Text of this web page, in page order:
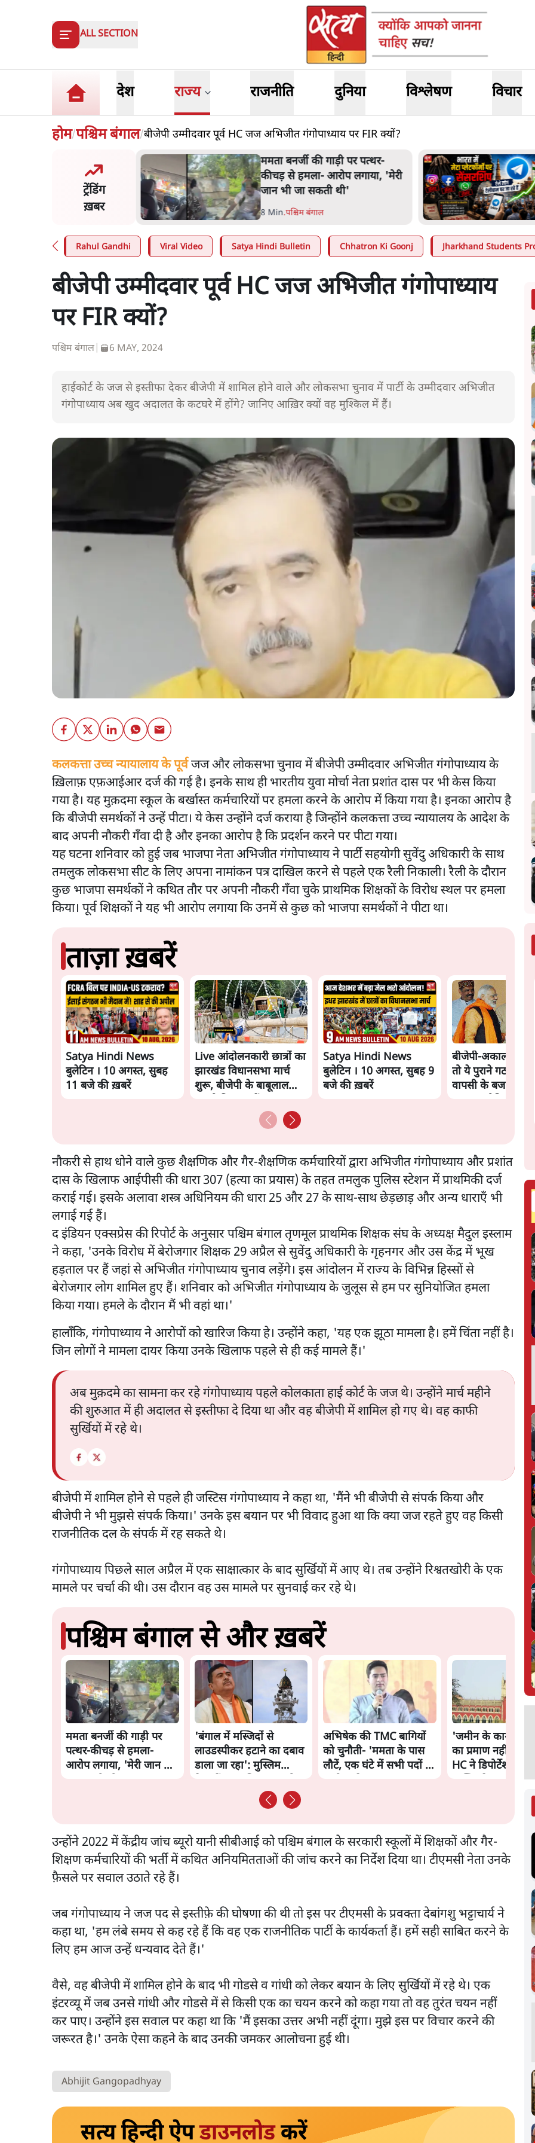
ALL SECTION
देश राज्य राजनीति दुनिया विश्लेषण विचार
होम/पश्चिम बंगाल/बीजेपी उम्मीदवार पूर्व HC जज अभिजीत गंगोपाध्याय पर FIR क्यों?
ट्रेंडिंग
ख़बर
ने प्रयागराज में जेन ज़ी को
3D संदेश- दर्द, डेटा, दौलत
ममता बनर्जी की गाड़ी पर पत्थर-
कीचड़ से हमला- आरोप लगाया, 'मेरी
जान भी जा सकती थी'
8 Min.पश्चिम बंगाल
Rahul Gandhi Viral Video Satya Hindi Bulletin Chhatron Ki Goonj Jharkhand Students
बीजेपी उम्मीदवार पूर्व HC जज अभिजीत गंगोपाध्याय
पर FIR क्यों?
पश्चिम बंगाल 6 MAY, 2024
हाईकोर्ट के जज से इस्तीफा देकर बीजेपी में शामिल होने वाले और लोकसभा चुनाव में पार्टी के उम्मीदवार अभिजीत
गंगोपाध्याय अब खुद अदालत के कटघरे में होंगे? जानिए आख़िर क्यों वह मुश्किल में हैं।
कलकत्ता उच्च न्यायालाय के पूर्वजज और लोकसभा चुनाव में बीजेपी उम्मीदवार अभिजीत गंगोपाध्याय के
ख़िलाफ़ एफ़आईआर दर्ज की गई है। इनके साथ ही भारतीय युवा मोर्चा नेता प्रशांत दास पर भी केस किया
गया है। यह मुक़दमा स्कूल के बर्खास्त कर्मचारियों पर हमला करने के आरोप में किया गया है। इनका आरोप है
कि बीजेपी समर्थकों ने उन्हें पीटा। ये केस उन्होंने दर्ज कराया है जिन्होंने कलकत्ता उच्च न्यायालय के आदेश के
बाद अपनी नौकरी गँवा दी है और इनका आरोप है कि प्रदर्शन करने पर पीटा गया।
यह घटना शनिवार को हुई जब भाजपा नेता अभिजीत गंगोपाध्याय ने पार्टी सहयोगी सुवेंदु अधिकारी के साथ
तमलुक लोकसभा सीट के लिए अपना नामांकन पत्र दाखिल करने से पहले एक रैली निकाली। रैली के दौरान
कुछ भाजपा समर्थकों ने कथित तौर पर अपनी नौकरी गँवा चुके प्राथमिक शिक्षकों के विरोध स्थल पर हमला
किया। पूर्व शिक्षकों ने यह भी आरोप लगाया कि उनमें से कुछ को भाजपा समर्थकों ने पीटा था।
ताज़ा ख़बरें
Satya Hindi News
बुलेटिन । 10 अगस्त, सुबह
11 बजे की ख़बरें
Live आंदोलनकारी छात्रों का
झारखंड विधानसभा मार्च
शुरू, बीजेपी के बाबूलाल
Satya Hindi News
बुलेटिन । 10 अगस्त, सुबह 9
बजे की ख़बरें
बीजेपी-अकाली
तो ये पुराने गठबंधन
वापसी के बजाय क्यों
नया राजनीतिक
नौकरी से हाथ धोने वाले कुछ शैक्षणिक और गैर-शैक्षणिक कर्मचारियों द्वारा अभिजीत गंगोपाध्याय और प्रशांत
दास के खिलाफ आईपीसी की धारा 307 (हत्या का प्रयास) के तहत तमलुक पुलिस स्टेशन में प्राथमिकी दर्ज
कराई गई। इसके अलावा शस्त्र अधिनियम की धारा 25 और 27 के साथ-साथ छेड़छाड़ और अन्य धाराएँ भी
लगाई गई हैं।
द इंडियन एक्सप्रेस की रिपोर्ट के अनुसार पश्चिम बंगाल तृणमूल प्राथमिक शिक्षक संघ के अध्यक्ष मैदुल इस्लाम
ने कहा, 'उनके विरोध में बेरोजगार शिक्षक 29 अप्रैल से सुवेंदु अधिकारी के गृहनगर और उस केंद्र में भूख
हड़ताल पर हैं जहां से अभिजीत गंगोपाध्याय चुनाव लड़ेंगे। इस आंदोलन में राज्य के विभिन्न हिस्सों से
बेरोजगार लोग शामिल हुए हैं। शनिवार को अभिजीत गंगोपाध्याय के जुलूस से हम पर सुनियोजित हमला
किया गया। हमले के दौरान मैं भी वहां था।'
हालाँकि, गंगोपाध्याय ने आरोपों को खारिज किया हे। उन्होंने कहा, 'यह एक झूठा मामला है। हमें चिंता नहीं है।
जिन लोगों ने मामला दायर किया उनके खिलाफ पहले से ही कई मामले हैं।'
अब मुक़दमे का सामना कर रहे गंगोपाध्याय पहले कोलकाता हाई कोर्ट के जज थे। उन्होंने मार्च महीने
की शुरुआत में ही अदालत से इस्तीफा दे दिया था और वह बीजेपी में शामिल हो गए थे। वह काफी
सुर्खियों में रहे थे।
बीजेपी में शामिल होने से पहले ही जस्टिस गंगोपाध्याय ने कहा था, 'मैंने भी बीजेपी से संपर्क किया और
बीजेपी ने भी मुझसे संपर्क किया।' उनके इस बयान पर भी विवाद हुआ था कि क्या जज रहते हुए वह किसी
राजनीतिक दल के संपर्क में रह सकते थे।
गंगोपाध्याय पिछले साल अप्रैल में एक साक्षात्कार के बाद सुर्खियों में आए थे। तब उन्होंने रिश्वतखोरी के एक
मामले पर चर्चा की थी। उस दौरान वह उस मामले पर सुनवाई कर रहे थे।
पश्चिम बंगाल से और ख़बरें
ममता बनर्जी की गाड़ी पर
पत्थर-कीचड़ से हमला-
आरोप लगाया, 'मेरी जान भी
'बंगाल में मस्जिदों से
लाउडस्पीकर हटाने का दबाव
डाला जा रहा': मुस्लिम
अभिषेक की TMC बागियों
को चुनौती- 'ममता के पास
लौटें, एक घंटे में सभी पदों से
'जमीन के कागज
का प्रमाण नहीं'-
HC ने डिपोर्टेशन झेल
उन्होंने 2022 में केंद्रीय जांच ब्यूरो यानी सीबीआई को पश्चिम बंगाल के सरकारी स्कूलों में शिक्षकों और गैर-
शिक्षण कर्मचारियों की भर्ती में कथित अनियमितताओं की जांच करने का निर्देश दिया था। टीएमसी नेता उनके
फ़ैसले पर सवाल उठाते रहे हैं।
जब गंगोपाध्याय ने जज पद से इस्तीफ़े की घोषणा की थी तो इस पर टीएमसी के प्रवक्ता देबांगशु भट्टाचार्य ने
कहा था, 'हम लंबे समय से कह रहे हैं कि वह एक राजनीतिक पार्टी के कार्यकर्ता हैं। हमें सही साबित करने के
लिए हम आज उन्हें धन्यवाद देते हैं।'
वैसे, वह बीजेपी में शामिल होने के बाद भी गोडसे व गांधी को लेकर बयान के लिए सुर्खियों में रहे थे। एक
इंटरव्यू में जब उनसे गांधी और गोडसे में से किसी एक का चयन करने को कहा गया तो वह तुरंत चयन नहीं
कर पाए। उन्होंने इस सवाल पर कहा था कि 'मैं इसका उत्तर अभी नहीं दूंगा। मुझे इस पर विचार करने की
जरूरत है।' उनके ऐसा कहने के बाद उनकी जमकर आलोचना हुई थी।
Abhijit Gangopadhyay
सत्य हिन्दी ऐपडाउनलोडकरें